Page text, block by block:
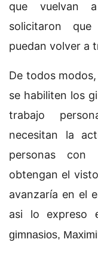
que vuelvan
solicitaron
puedan volver a
De todos
se habiliten los
trabajo
necesitan la
personas con
obtengan el
avanzaría en el
asi lo expreso
gimnasios,